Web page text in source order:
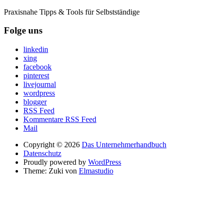
Praxisnahe Tipps & Tools für Selbstständige
Folge uns
linkedin
xing
facebook
pinterest
livejournal
wordpress
blogger
RSS Feed
Kommentare RSS Feed
Mail
Copyright © 2026 Das Unternehmerhandbuch
Datenschutz
Proudly powered by WordPress
Theme: Zuki von Elmastudio